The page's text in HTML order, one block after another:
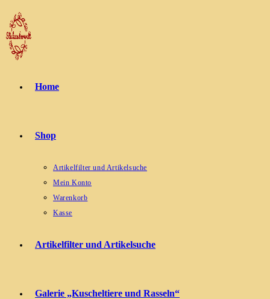
Zum
Inhalt
springen
Home
Shop
Artikelfilter und Artikelsuche
Mein Konto
Warenkorb
Kasse
Artikelfilter und Artikelsuche
Galerie „Kuscheltiere und Rasseln“